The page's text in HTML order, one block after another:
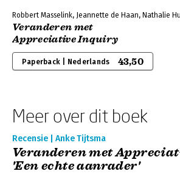
Robbert Masselink, Jeannette de Haan, Nathalie
Veranderen met
Appreciative Inquiry
Paperback | Nederlands 43,50
Meer over dit boek
Recensie | Anke Tijtsma
Veranderen met
'Een echte aanrader'